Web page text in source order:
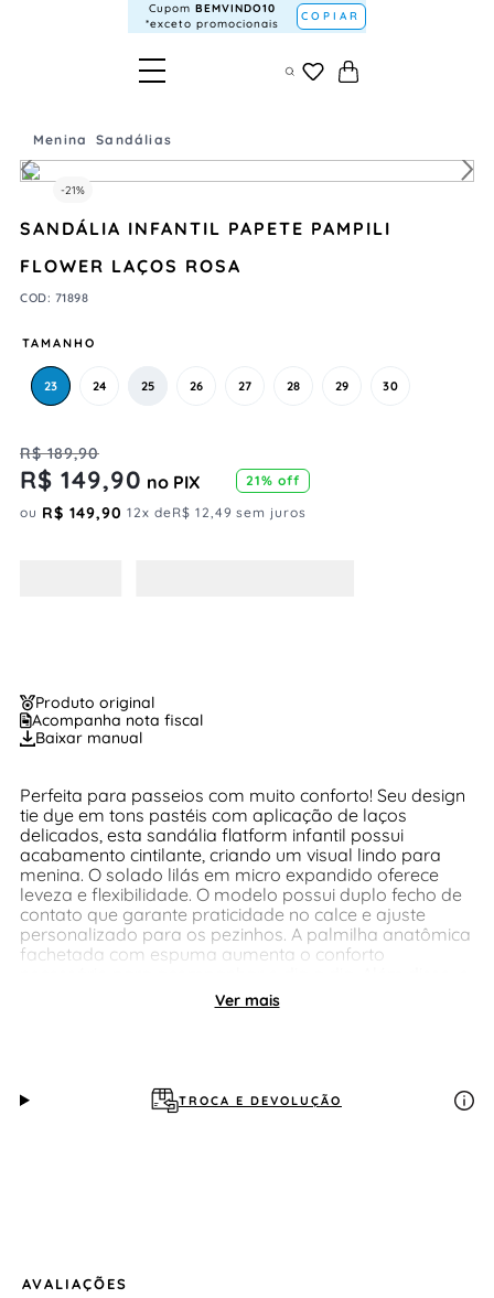
Cupom BEMVINDO10
*exceto promocionais
COPIAR
Menina Sandálias
-21%
SANDÁLIA INFANTIL PAPETE PAMPILI
FLOWER LAÇOS ROSA
COD: 71898
TAMANHO
23 24 25 26 27 28 29 30
R$ 189,90
R$ 149,90 no PIX 21% off
ou R$ 149,90 12x deR$ 12,49 sem juros
Produto original
Acompanha nota fiscal
Baixar manual
Perfeita para passeios com muito conforto! Seu design
tie dye em tons pastéis com aplicação de laços
delicados, esta sandália flatform infantil possui
acabamento cintilante, criando um visual lindo para
menina. O solado lilás em micro expandido oferece
leveza e flexibilidade. O modelo possui duplo fecho de
contato que garante praticidade no calce e ajuste
personalizado para os pezinhos. A palmilha anatômica
fachetada com espuma aumenta o conforto
solado traz identificação em braile, orientando o calce
e estimulando a inclusão. Com materiais de fácil
Ver mais
TROCA E DEVOLUÇÃO
AVALIAÇÕES